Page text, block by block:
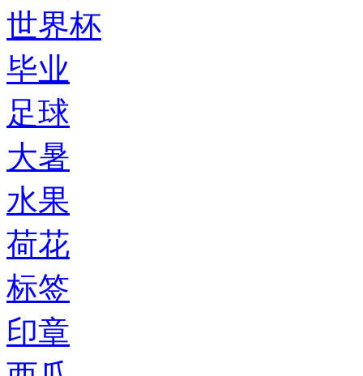
世界杯
毕业
足球
大暑
水果
荷花
标签
印章